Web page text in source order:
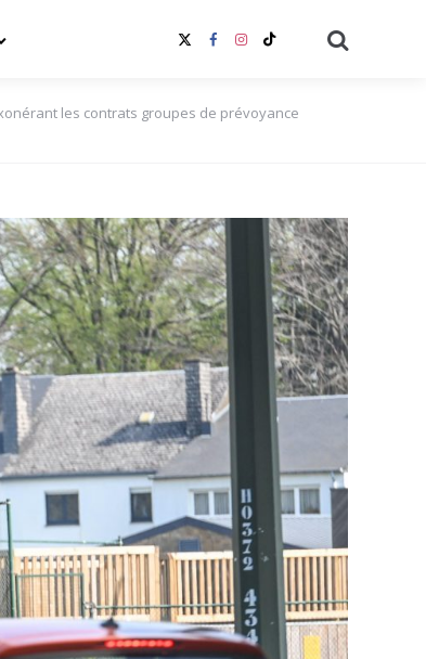
les contrats groupes de prévoyance